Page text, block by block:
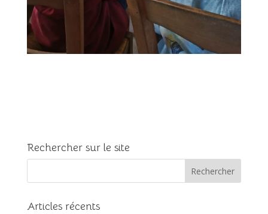
Rechercher sur le site
Articles récents